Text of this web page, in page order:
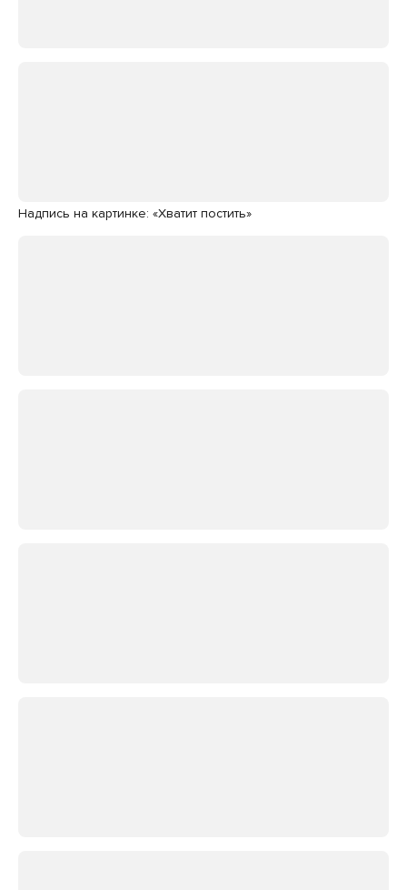
Надпись на картинке: «Хватит постить»